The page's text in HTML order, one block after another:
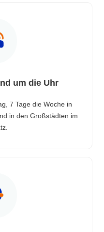
um die Uhr
7 Tage die Woche in
in den Großstädten im